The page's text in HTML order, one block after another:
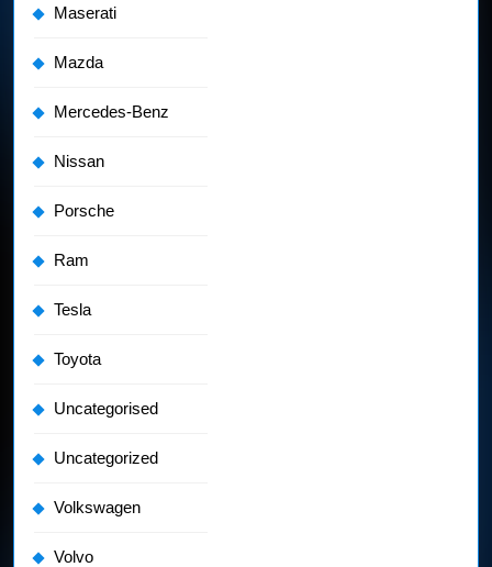
Maserati
Mazda
Mercedes-Benz
Nissan
Porsche
Ram
Tesla
Toyota
Uncategorised
Uncategorized
Volkswagen
Volvo